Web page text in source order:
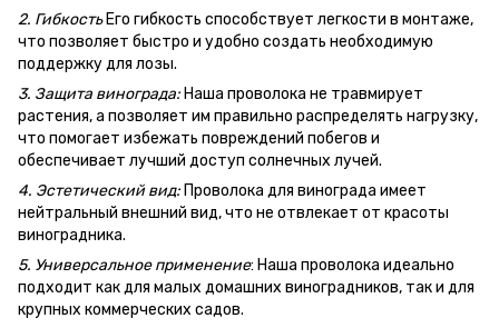
2. ГибкостьЕго гибкость способствует легкости в монтаже,
что позволяет быстро и удобно создать необходимую
поддержку для лозы.
3. Защита винограда: Наша проволока не травмирует
растения, а позволяет им правильно распределять нагрузку,
что помогает избежать повреждений побегов и
обеспечивает лучший доступ солнечных лучей.
4. Эстетический вид: Проволока для винограда имеет
нейтральный внешний вид, что не отвлекает от красоты
виноградника.
5. Универсальное применение: Наша проволока идеально
подходит как для малых домашних виноградников, так и для
крупных коммерческих садов.